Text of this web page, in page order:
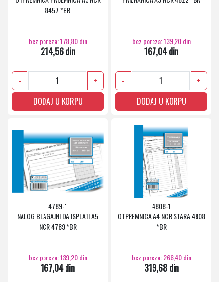
8457 *BR
bez poreza: 178,80 din
214,56 din
-
+
DODAJ U KORPU
bez poreza: 139,20 din
167,04 din
-
+
DODAJ U KORPU
4789-1
NALOG BLAGAJNI DA ISPLATI A5
NCR 4789 *BR
bez poreza: 139,20 din
167,04 din
4808-1
OTPREMNICA A4 NCR STARA 4808
*BR
bez poreza: 266,40 din
319,68 din